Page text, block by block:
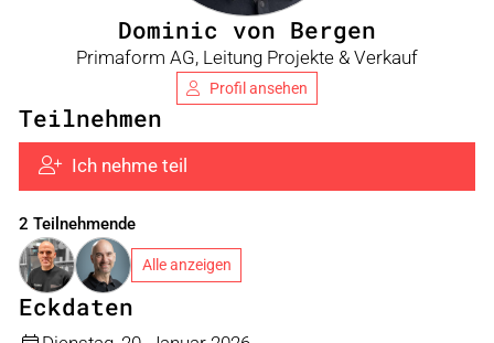
Dominic von Bergen
Primaform AG, Leitung Projekte & Verkauf
Profil ansehen
Teilnehmen
Ich nehme teil
2 Teilnehmende
Alle anzeigen
Eckdaten